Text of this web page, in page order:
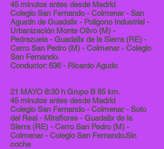
45 minutos antes desde Madrid
Colegio San Fernando - Colmenar - San
Agustín de Guadalix - Polígono Industrial -
Urbanización Monte Olivo (M) -
Pedrezuela - Guadalix de la Sierra (RE) -
Cerro San Pedro (M) - Colmenar - Colegio
San Fernando.
Conductor: 636 - Ricardo Agudo
21 MAYO 8:30 h Grupo B 85 km.
45 minutos antes desde Madrid
Colegio San Fernando - Colmenar - Soto
del Real - Miraflores - Guadalix de la
Sierra (RE) - Cerro San Pedro (M) -
Colmenar - Colegio San Fernando.Sin
coche